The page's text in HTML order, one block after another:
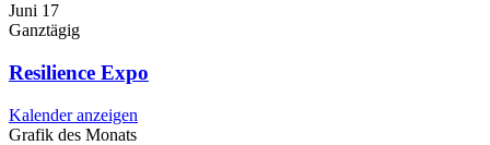
Juni 17
Ganztägig
Resilience Expo
Kalender anzeigen
Grafik des Monats